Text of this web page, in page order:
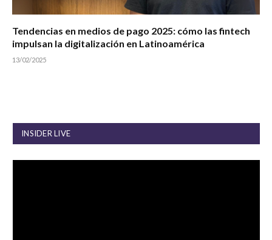
Tendencias en medios de pago 2025: cómo las fintech
impulsan la digitalización en Latinoamérica
13/02/2025
INSIDER LIVE